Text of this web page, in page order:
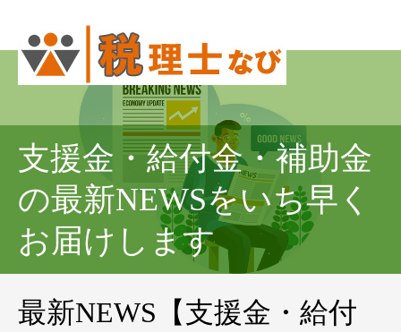
支援金・給付金・補助金
の最新NEWSをいち早く
お届けします
最新NEWS【支援金・給付